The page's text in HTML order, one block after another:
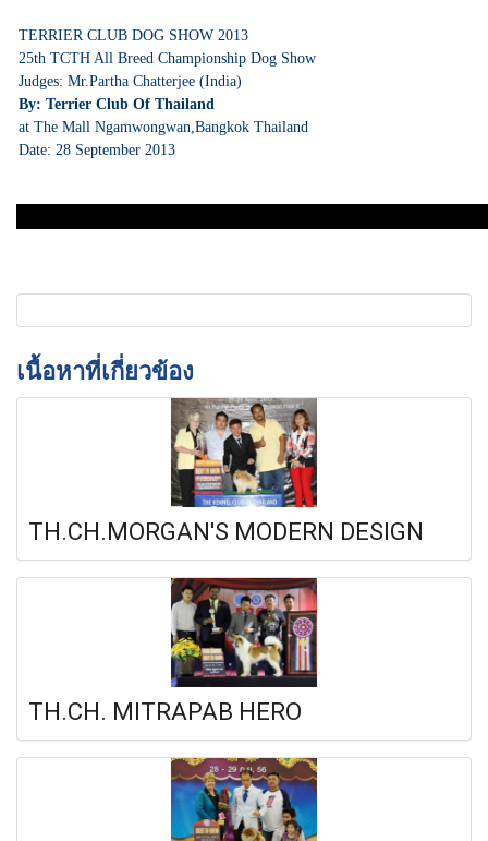
TERRIER CLUB DOG SHOW 2013
25th TCTH All Breed Championship Dog Show
Judges: Mr.Partha Chatterjee (India)
By: Terrier Club Of Thailand
at The Mall Ngamwongwan,Bangkok Thailand
Date: 28 September 2013
เนื้อหาที่เกี่ยวข้อง
TH.CH.MORGAN'S MODERN DESIGN
TH.CH. MITRAPAB HERO